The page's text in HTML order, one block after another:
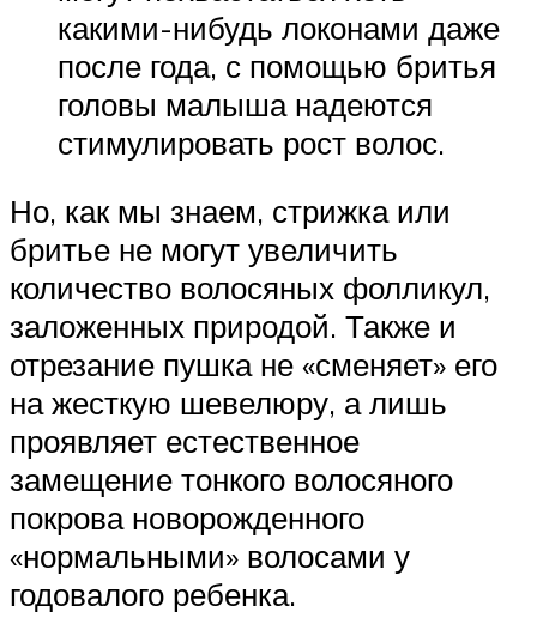
какими-нибудь локонами даже
после года, с помощью бритья
головы малыша надеются
стимулировать рост волос.
Но, как мы знаем, стрижка или
бритье не могут увеличить
количество волосяных фолликул,
заложенных природой. Также и
отрезание пушка не «сменяет» его
на жесткую шевелюру, а лишь
проявляет естественное
замещение тонкого волосяного
покрова новорожденного
«нормальными» волосами у
годовалого ребенка.